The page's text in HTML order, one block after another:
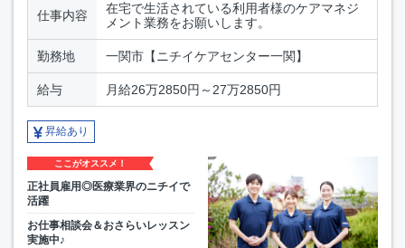
仕事内容
在宅で生活されている利用者様のケアマネジ
メント業務をお願いします。
勤務地 一関市【ニチイケアセンター一関】
給与 月給26万2850円～27万2850円
昇給あり
ここがオススメ！
正社員雇用◎医療業界のニチイで
活躍
お仕事相談会＆おさらいレッスン
実施中♪